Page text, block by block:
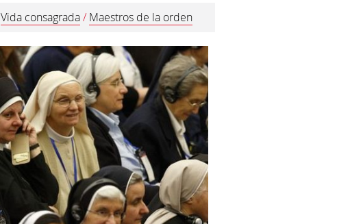
Vida consagrada/ Maestros de la orden